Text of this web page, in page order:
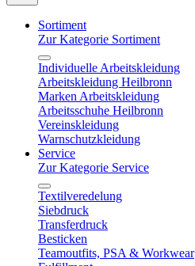
Sortiment
Zur Kategorie Sortiment
Individuelle Arbeitskleidung
Arbeitskleidung Heilbronn
Marken Arbeitskleidung
Arbeitsschuhe Heilbronn
Vereinskleidung
Warnschutzkleidung
Service
Zur Kategorie Service
Textilveredelung
Siebdruck
Transferdruck
Besticken
Teamoutfits, PSA & Workwear